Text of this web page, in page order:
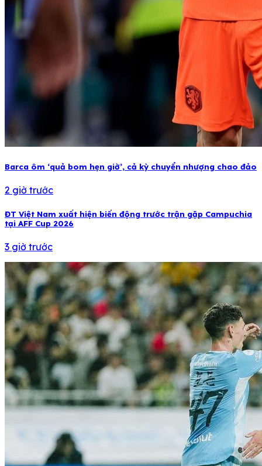
Barca ôm ‘quả bom hẹn giờ’, cả kỳ chuyển nhượng chao đảo
2 giờ trước
ĐT Việt Nam xuất hiện biến động trước trận gặp Campuchia
tại AFF Cup 2026
3 giờ trước